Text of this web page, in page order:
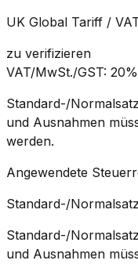
UK Global Tariff /
zu verifizieren
VAT/MwSt./GST: 20%
Standard-/
und Ausnahmen
werden.
Angewendete
Standard-/Normalsatz
Standard-/
und Ausnahmen